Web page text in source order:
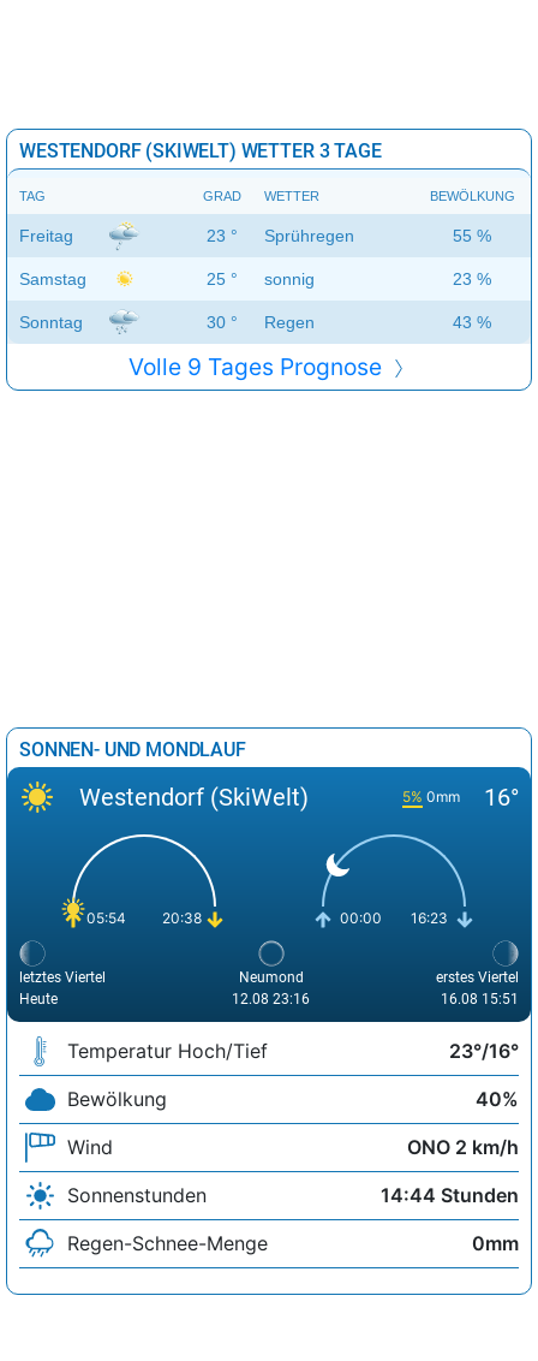
WESTENDORF (SKIWELT) WETTER 3 TAGE
TAG GRAD WETTER BEWÖLKUNG
Freitag 23 ° Sprühregen 55 %
Samstag 25 ° sonnig 23 %
Sonntag 30 ° Regen 43 %
Volle 9 Tages Prognose
SONNEN- UND MONDLAUF
Westendorf (SkiWelt) 5% 0mm 16°
05:54 20:38 00:00 16:23
letztes Viertel
Heute
Neumond
12.08 23:16
erstes Viertel
16.08 15:51
Temperatur Hoch/Tief
23°/16°
Bewölkung
40%
Wind
ONO 2 km/h
Sonnenstunden
14:44 Stunden
Regen-Schnee-Menge
0mm